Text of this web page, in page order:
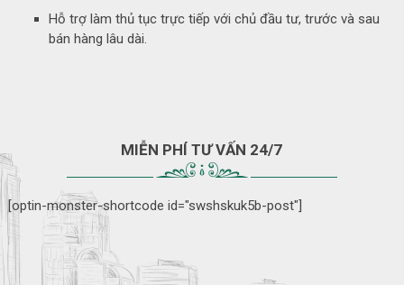
Hỗ trợ làm thủ tục trực tiếp với chủ đầu tư, trước và sau
bán hàng lâu dài.
MIỄN PHÍ TƯ VẤN 24/7
[optin-monster-shortcode id="swshskuk5b-post"]